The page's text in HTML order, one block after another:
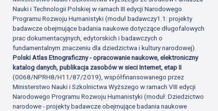
Nauki i Technologii Polskiej w ramach III edycji Narodowego
Programu Rozwoju Humanistyki (moduł badawczy1.1: projekty
badawcze obejmujące badania naukowe dotyczące długofalowych
prac dokumentacyjnych, edytorskich i badawczych o
fundamentalnym znaczeniu dla dziedzictwa i kultury narodowej).
Polski Atlas Etnograficzny - opracowanie naukowe, elektroniczny
katalog danych, publikacja zasobów w sieci Internet, etap II
(0068/NPRH8/H11/87/2019), współfinansowanego przez
Ministerstwo Nauki i Szkolnictwa Wyższego w ramach VIII edycji
Narodowego Programu Rozwoju Humanistyki (moduł: Dziedzictwo
narodowe - projekty badawcze obejmujące badania naukowe